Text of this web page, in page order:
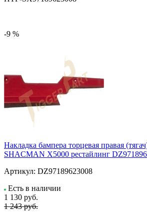
-9 %
Накладка бампера торцевая правая
SHACMAN X5000 рестайлинг
Артикул: DZ97189623008
Есть в наличии
1 130 руб.
1 243 руб.